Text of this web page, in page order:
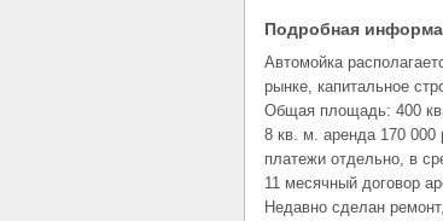
Подробная
Автомойка
рынке, капитальное
Общая площадь: 400
8 кв. м. аренда 170
платежи отдельно, в
11 месячный договор
Недавно сделан